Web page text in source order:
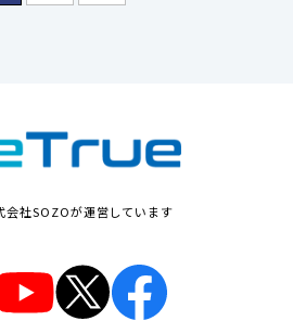
社SOZOが運営しています